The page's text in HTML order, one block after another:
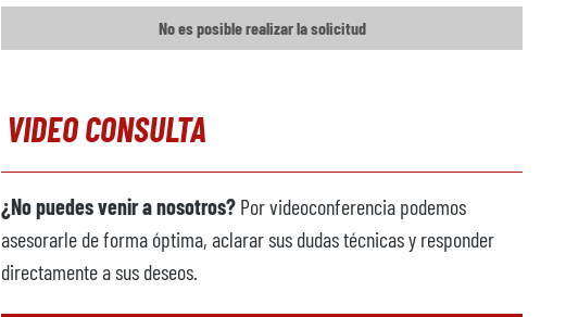
No es posible realizar la solicitud
VIDEO CONSULTA
¿No puedes venir a nosotros? Por videoconferencia podemos
asesorarle de forma óptima, aclarar sus dudas técnicas y responder
directamente a sus deseos.